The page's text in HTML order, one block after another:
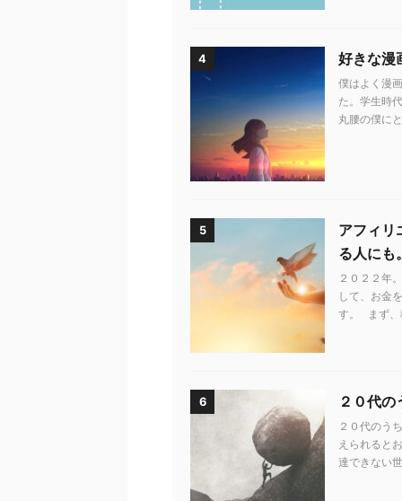
4 好きな漫
僕はよく漫
た。学生時
丸腰の僕に
5
アフィリ
る人にも
２０２２年
して、お金
す。 まず、
6 ２０代の
２０代のう
えられると
達できない